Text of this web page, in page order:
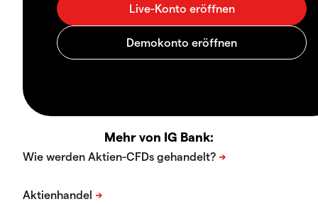
Mehr von IG Bank: